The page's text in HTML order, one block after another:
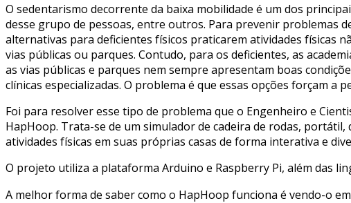
O sedentarismo decorrente da baixa mobilidade é um dos
desse grupo de pessoas, entre outros. Para prevenir problemas
alternativas para deficientes físicos praticarem atividades físicas
vias públicas ou parques. Contudo, para os deficientes, as
as vias públicas e parques nem sempre apresentam boas
clínicas especializadas. O problema é que essas opções forçam
Foi para resolver esse tipo de problema que o Engenheiro e
HapHoop. Trata-se de um simulador de cadeira de rodas,
atividades físicas em suas próprias casas de forma interativa e
O projeto utiliza a plataforma Arduino e Raspberry Pi, além das
A melhor forma de saber como o HapHoop funciona é vendo-o em